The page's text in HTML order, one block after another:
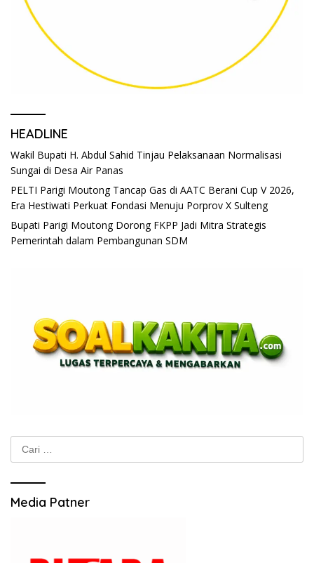
HEADLINE
Wakil Bupati H. Abdul Sahid Tinjau Pelaksanaan Normalisasi
Sungai di Desa Air Panas
PELTI Parigi Moutong Tancap Gas di AATC Berani Cup V 2026,
Era Hestiwati Perkuat Fondasi Menuju Porprov X Sulteng
Bupati Parigi Moutong Dorong FKPP Jadi Mitra Strategis
Pemerintah dalam Pembangunan SDM
Cari
untuk:
Media Patner